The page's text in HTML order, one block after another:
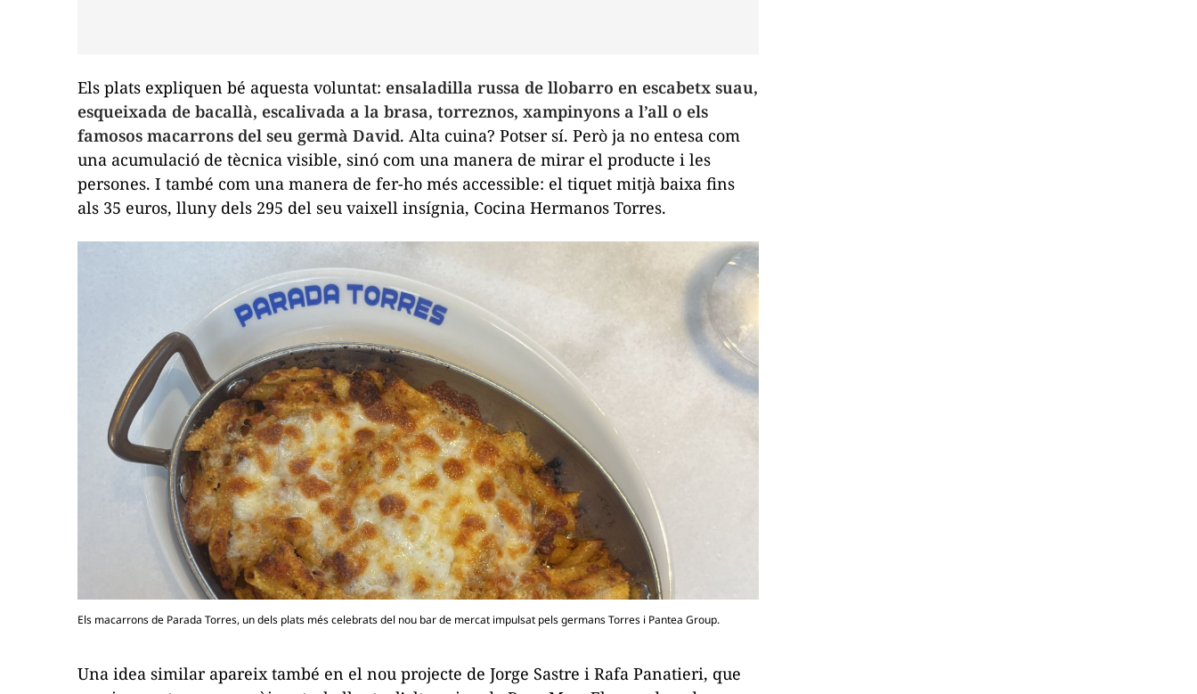
Els plats expliquen bé aquesta voluntat: ensaladilla russa de llobarro en escabetx suau,
esqueixada de bacallà, escalivada a la brasa, torreznos, xampinyons a l’all o els
famosos macarrons del seu germà David. Alta cuina? Potser sí. Però ja no entesa com
una acumulació de tècnica visible, sinó com una manera de mirar el producte i les
persones. I també com una manera de fer-ho més accessible: el tiquet mitjà baixa fins
als 35 euros, lluny dels 295 del seu vaixell insígnia, Cocina Hermanos Torres.
Els macarrons de Parada Torres, un dels plats més celebrats del nou bar de mercat impulsat pels germans Torres i Pantea Group.
Una idea similar apareix també en el nou projecte de Jorge Sastre i Rafa Panatieri, que